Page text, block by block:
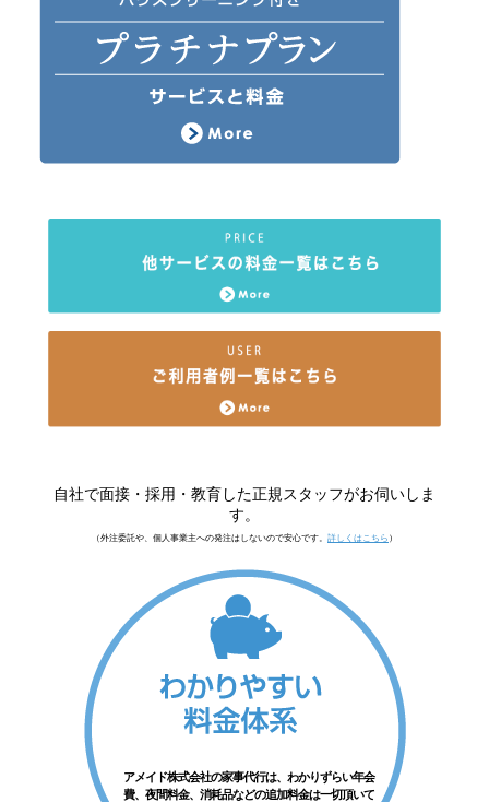
自社で面接・採用・教育した正規スタッフがお伺いしま
す。
（外注委託や、個人事業主への発注はしないので安心です。 詳しくはこちら ）
アメイド株式会社の家事代行は、わかりずらい年会
費、夜間料金、消耗品などの追加料金は一切頂いて